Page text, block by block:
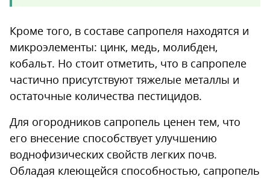
Кроме того, в составе сапропеля находятся и
микроэлементы: цинк, медь, молибден,
кобальт. Но стоит отметить, что в сапропеле
частично присутствуют тяжелые металлы и
остаточные количества пестицидов.
Для огородников сапропель ценен тем, что
его внесение способствует улучшению
воднофизических свойств легких почв.
Обладая клеющейся способностью, сапропель